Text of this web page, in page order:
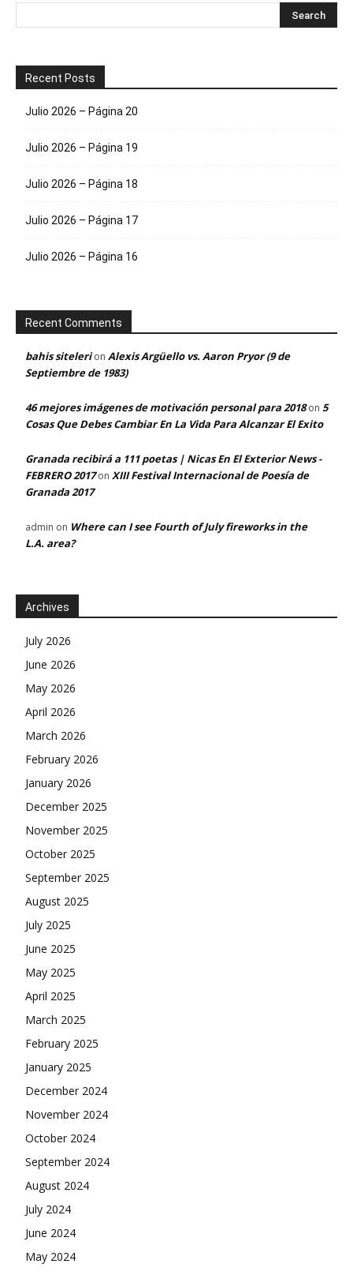
Recent Posts
Julio 2026 – Página 20
Julio 2026 – Página 19
Julio 2026 – Página 18
Julio 2026 – Página 17
Julio 2026 – Página 16
Recent Comments
bahis sitelerion Alexis Argüello vs. Aaron Pryor (9 de
Septiembre de 1983)
46 mejores imágenes de motivación personal para 2018on 5
Cosas Que Debes Cambiar En La Vida Para Alcanzar El Exito
Granada recibirá a 111 poetas | Nicas En El Exterior News -
FEBRERO 2017on XIII Festival Internacional de Poesía de
Granada 2017
admin on Where can I see Fourth of July fireworks in the
L.A. area?
Archives
July 2026
June 2026
May 2026
April 2026
March 2026
February 2026
January 2026
December 2025
November 2025
October 2025
September 2025
August 2025
July 2025
June 2025
May 2025
April 2025
March 2025
February 2025
January 2025
December 2024
November 2024
October 2024
September 2024
August 2024
July 2024
June 2024
May 2024